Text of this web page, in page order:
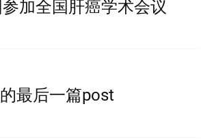
加全国肝癌学术会议
最后一篇post